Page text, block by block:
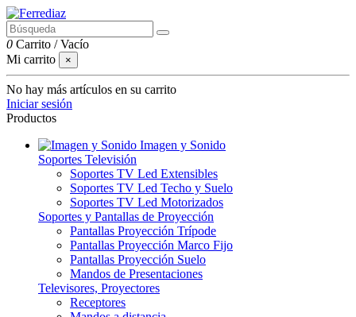
0 Carrito /Vacío
Mi carrito
×
No hay más artículos en su carrito
Iniciar sesión
Productos
Imagen y Sonido
Soportes Televisión
Soportes TV Led Extensibles
Soportes TV Led Techo y Suelo
Soportes TV Led Motorizados
Soportes y Pantallas de Proyección
Pantallas Proyección Trípode
Pantallas Proyección Marco Fijo
Pantallas Proyección Suelo
Mandos de Presentaciones
Televisores, Proyectores
Receptores